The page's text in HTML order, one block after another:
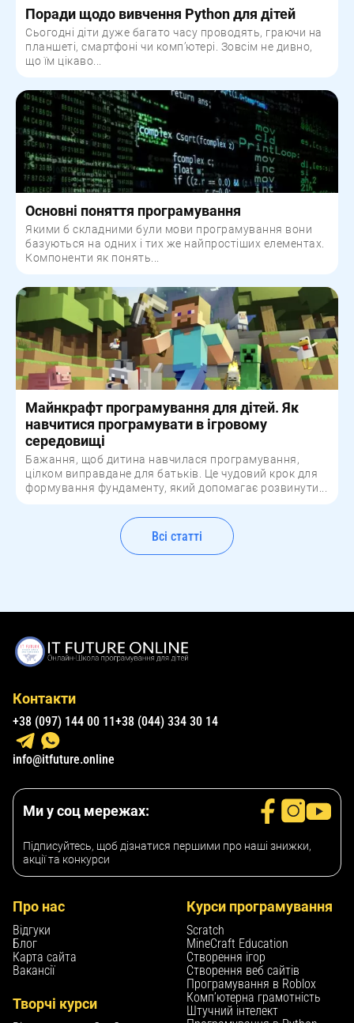
Поради щодо вивчення Python для дітей
Сьогодні діти дуже багато часу проводять, граючи на
планшеті, смартфоні чи комп’ютері. Зовсім не дивно,
що їм цікаво...
Основні поняття програмування
Якими б складними були мови програмування вони
базуються на одних і тих же найпростіших елементах.
Компоненти як понять...
Майнкрафт програмування для дітей. Як
навчитися програмувати в ігровому
середовищі
Бажання, щоб дитина навчилася програмування,
цілком виправдане для батьків. Це чудовий крок для
формування фундаменту, який допомагає розвинути...
Всі статті
Ми у соц мережах:
Підписуйтесь, щоб дізнатися першими про наші знижки,
акції та конкурси
Про нас
Відгуки
Блог
Карта сайта
Вакансії
Курси програмування
Scratch
MineCraft Education
Створення ігор
Створення веб сайтів
Програмування в Roblox
Комп’ютерна грамотність
Штучний інтелект
Творчі курси
Контакти
+38 (097) 144 00 11+38 (044) 334 30 14
info@itfuture.online